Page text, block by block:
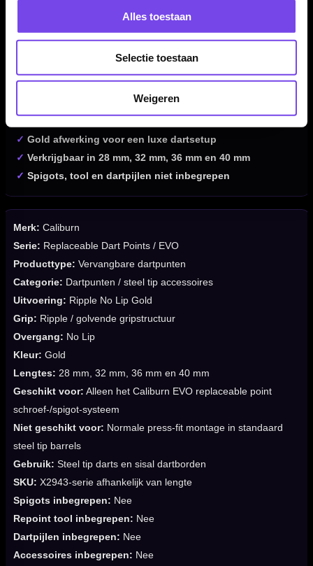
Alles toestaan
Selectie toestaan
Weigeren
Vervangbare dartpunten voor het Caliburn EVO systeem
✓ Alleen bruikbaar met het Caliburn schroef-/spigot-
✓ Ripple gripprofiel met golvende gripstructuur
No Lip overgang voor een strakke aansluiting op de
✓ Gold afwerking voor een luxe dartsetup
✓ Verkrijgbaar in 28 mm, 32 mm, 36 mm en 40 mm
✓ Spigots, tool en dartpijlen niet inbegrepen
Merk: Caliburn
Serie: Replaceable Dart Points / EVO
Producttype: Vervangbare dartpunten
Categorie: Dartpunten / steel tip accessoires
Uitvoering: Ripple No Lip Gold
Grip: Ripple / golvende gripstructuur
Overgang: No Lip
Kleur: Gold
Lengtes: 28 mm, 32 mm, 36 mm en 40 mm
Geschikt voor: Alleen het Caliburn EVO replaceable point
schroef-/spigot-systeem
Niet geschikt voor: Normale press-fit montage in standaard
steel tip barrels
Gebruik: Steel tip darts en sisal dartborden
SKU: X2943-serie afhankelijk van lengte
Spigots inbegrepen: Nee
Repoint tool inbegrepen: Nee
Dartpijlen inbegrepen: Nee
Accessoires inbegrepen: Nee